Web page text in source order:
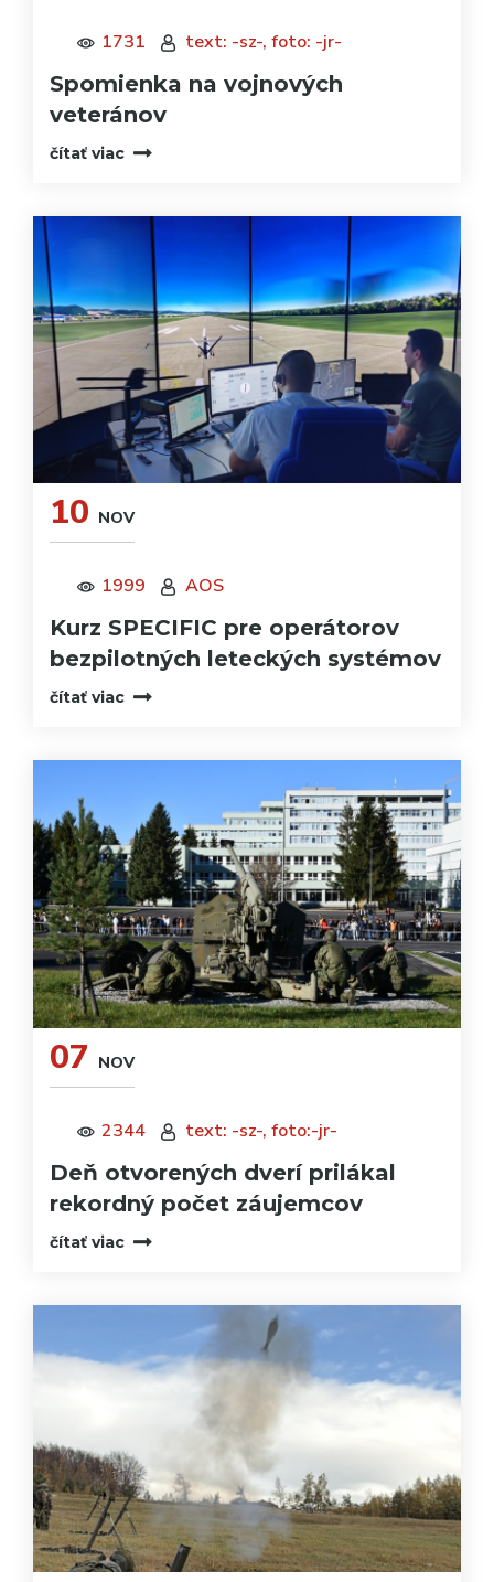
1731 text: -sz-, foto: -jr-
Spomienka na vojnových
veteránov
čítať viac
10 NOV
1999 AOS
Kurz SPECIFIC pre operátorov
bezpilotných leteckých systémov
čítať viac
07 NOV
2344 text: -sz-, foto:-jr-
Deň otvorených dverí prilákal
rekordný počet záujemcov
čítať viac